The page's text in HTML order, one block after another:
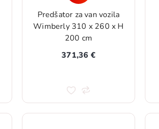
Predšator za van vozila
Wimberly 310 x 260 x H
200 cm
371,36 €